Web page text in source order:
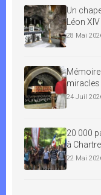
Un
Léon XIV
28 Mai
miracles
24 Juil
20 000
à
22 Mai